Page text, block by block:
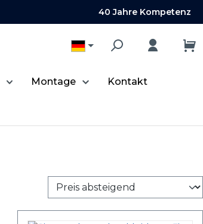
40 Jahre Kompetenz
Montage Kontakt